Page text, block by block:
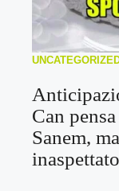
Can
Sanem,
inaspettato